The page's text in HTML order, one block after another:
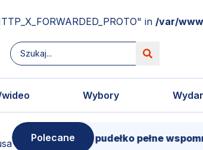
in /var/
Wybory
Polecane
Filmowe pudełko pełne wspomnień –